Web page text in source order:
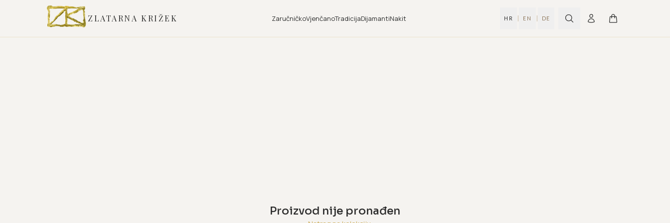
ZLATARNA KRIŽEK ZaručničkoVjenčanoTradicijaDijamantiNakit HR | EN | DE
Proizvod nije pronađen